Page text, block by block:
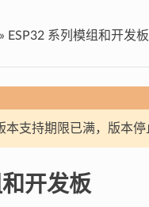
» ESP32 系列模组和开发板
本支持期限已满，版本
开发板